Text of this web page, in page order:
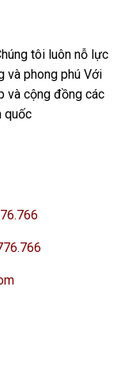
tôi luôn nỗ lực
và phong phú Với
và cộng đồng các
quốc